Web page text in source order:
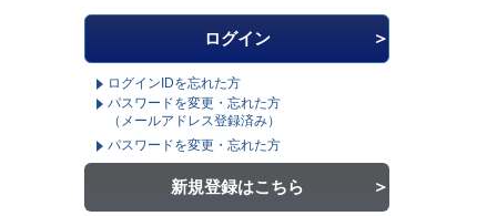
ログインIDを忘れた方
パスワードを変更・忘れた方
（メールアドレス登録済み）
パスワードを変更・忘れた方
新規登録はこちら